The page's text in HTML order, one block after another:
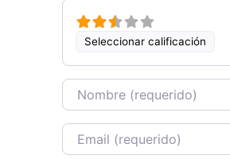
Seleccionar calificación
Name
Email